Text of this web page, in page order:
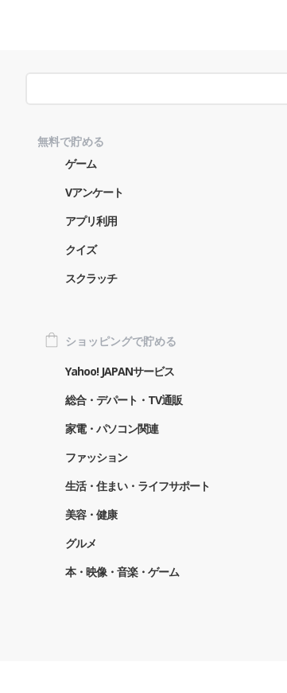
無料で貯める
ゲーム
Vアンケート
アプリ利用
クイズ
スクラッチ
ショッピングで貯める
Yahoo! JAPANサービス
総合・デパート・TV通販
家電・パソコン関連
ファッション
生活・住まい・ライフサポート
美容・健康
グルメ
本・映像・音楽・ゲーム